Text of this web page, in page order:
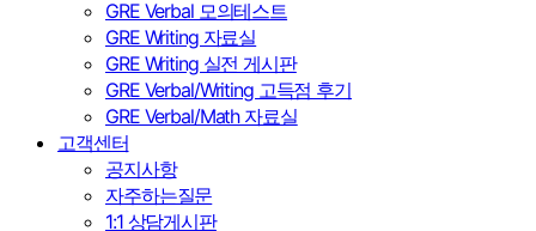
GRE Verbal 모의테스트
GRE Writing 자료실
GRE Writing 실전 게시판
GRE Verbal/Writing 고득점 후기
GRE Verbal/Math 자료실
고객센터
공지사항
자주하는질문
1:1 상담게시판